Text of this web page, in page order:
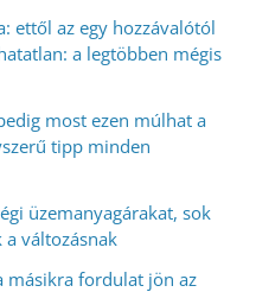
ettől az egy hozzávalótól
a legtöbben mégis
most ezen múlhat a
tipp minden
üzemanyagárakat, sok
változásnak
másikra fordulat jön az